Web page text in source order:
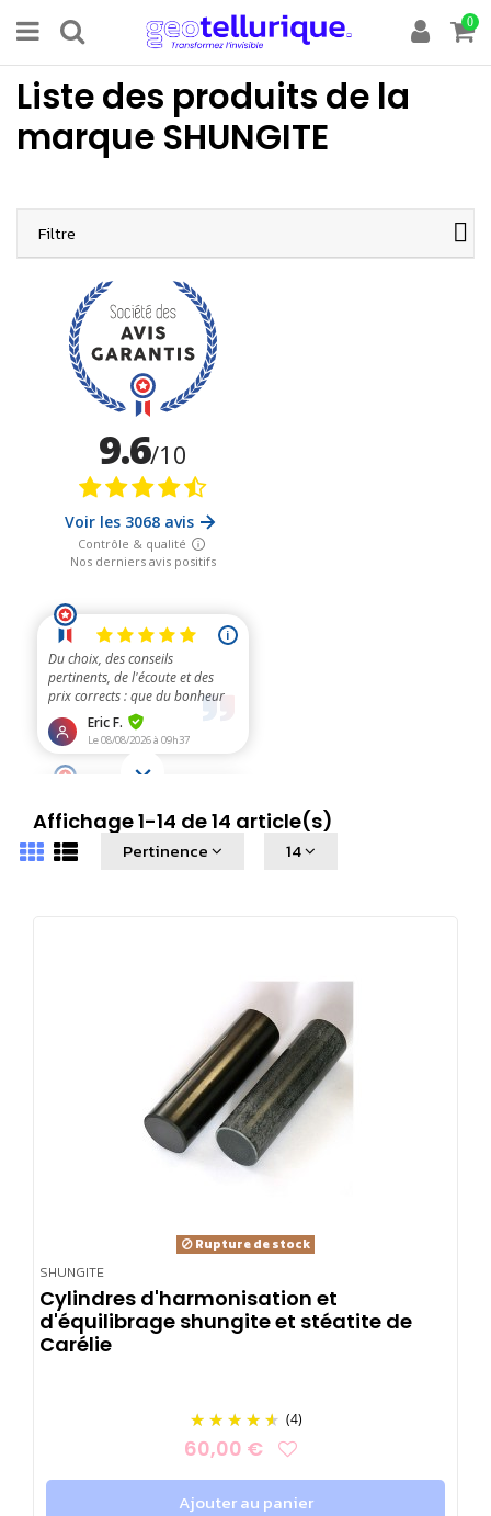
0
Liste des produits de la
marque SHUNGITE
Filtre
Affichage 1-14 de 14 article(s)
Pertinence 14
SHUNGITE
Rupture de stock
Cylindres d'harmonisation et
d'équilibrage shungite et stéatite de
Carélie
(4)
60,00 €
Ajouter au panier